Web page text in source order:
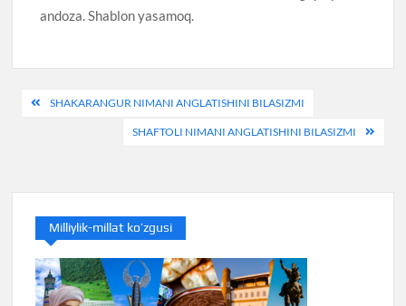
andoza. Shablon yasamoq.
PostSHAKARANGUR NIMANI ANGLATISHINI BILASIZMI
SHAFTOLI NIMANI ANGLATISHINI BILASIZMI
Milliylik-millat ko’zgusi